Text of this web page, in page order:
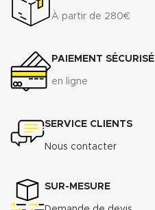
d’emplois assurant une bonne
résistance.
Densité (+ 10%) : 1.75 g/cm
Compressibilité ASTM F-36 A : 7%
- 15%
Résistance à la traction
transversale
ASTM F-
Perméabilité au gaz DIN 3535/6 :
<0.5cm3/min.
À partir de 280€
PAIEMENT SÉCURISÉ
en ligne
SERVICE CLIENTS
Nous contacter
SUR-MESURE